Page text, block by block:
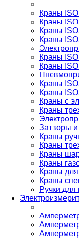
Краны
Краны
Краны
Краны
Краны
Краны
Краны
Краны
Краны с
Краны
Затворы и
Краны
Краны
Краны
Краны
Краны для
Краны
Ручки